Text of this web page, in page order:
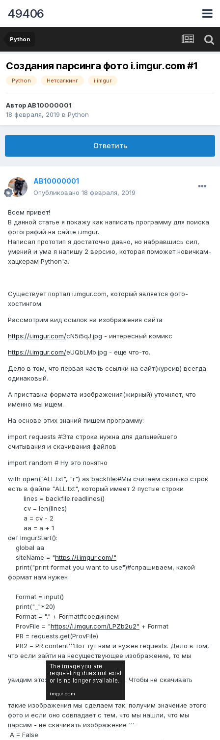
49406
Python
Создания парсинга фото i.imgur.com #1
Python Нетсалкинг i.imgur
АвторAB10000001
18 февраля, 2019 в Python
Ответить
AB10000001
Опубликовано 18 февраля, 2019
Всем привет!
В данной статье я покажу как написать программу для поиска
фотографий на сайте i.imgur.
Написал прототип я достаточно давно, но набравшись сил,
умений и ума я напишу 2 версию, которая поможет новичкам-
хацкерам Python'а.
Существует портал i.imgur.com, который является фото-
хостингом.
Рассмотрим вид ссылок на изображения сайта
https://i.imgur.com/cN5i5qJ.jpg - интересный комикс
https://i.imgur.com/eUQbLMb.jpg - еще что-то.
Дело в том, что первая часть ссылки на сайт(курсив) всегда
одинаковый.
А приставка формата изображения(жирный) уточняет, что
именно мы ищем.
На основе этих знаний пишем программу:
import requests #Эта строка нужна для дальнейшего
считывания и скачивания файлов
import random # Ну это понятно
with open("ALL.txt", "r") as backfile:#Мы считаем сколько строк
есть в файле "ALL.txt", который имеет 2 пустые строки
lines = backfile.readlines()
cv = len(lines)
a = cv - 2
aa = a + 1
def ImgurStart():
global aa
siteName = "https://i.imgur.com/"
print("print format you want to use")#спрашиваем, какой
формат нам нужен
Format = input()
print("_"*20)
Format = "." + Format#соединяем
ProvFile = "https://i.imgur.com/LPZb2u2" + Format
PR = requests.get(ProvFile)
PR2 = PR.content'''Вот тут нам и нужен requests. Дело в том,
что если зайти на несуществующее изображение, то мы
увидим это: . Чтобы не скачивать
такие изображения мы сделаем так: получим значение этого
фото и если оно совпадает с тем, что мы нашли, что мы
парсим - не скачивать изображение '''
A = False